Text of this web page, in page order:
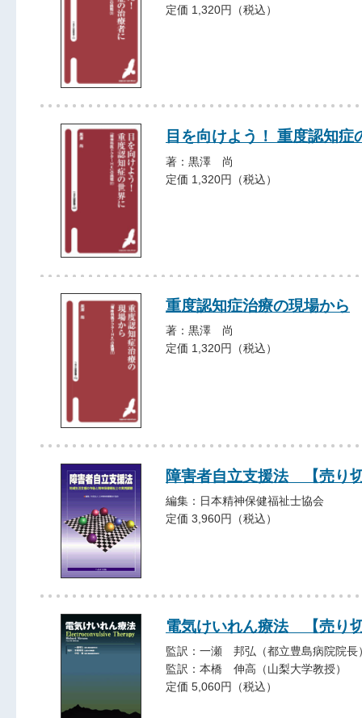
定価 1,320円（税込）
目を向けよう！ 重度認知
著：黒澤 尚
定価 1,320円（税込）
重度認知症治療の現場から
著：黒澤 尚
定価 1,320円（税込）
障害者自立支援法 【売り
編集：日本精神保健福祉士協会
定価 3,960円（税込）
電気けいれん療法 【売り
監訳：一瀬 邦弘（都立豊島病院院長
監訳：本橋 伸高（山梨大学教授）
定価 5,060円（税込）